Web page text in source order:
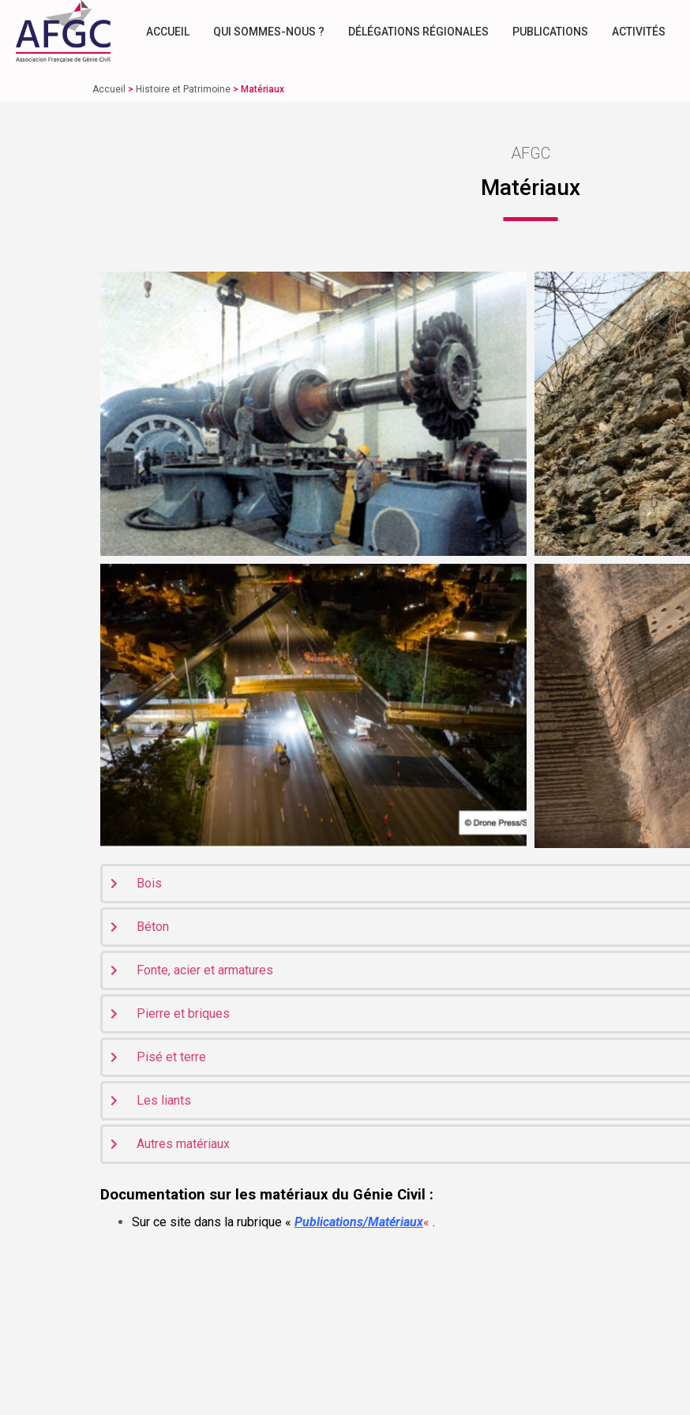
ACCUEIL QUI SOMMES-NOUS ? DÉLÉGATIONS RÉGIONALES PUBLICATIONS ACTIVITÉS
Accueil > Histoire et Patrimoine > Matériaux
AFGC
Matériaux
Bois
Béton
Fonte, acier et armatures
Pierre et briques
Pisé et terre
Les liants
Autres matériaux
Documentation sur les matériaux du Génie Civil :
Sur ce site dans la rubrique « Publications/Matériaux« .